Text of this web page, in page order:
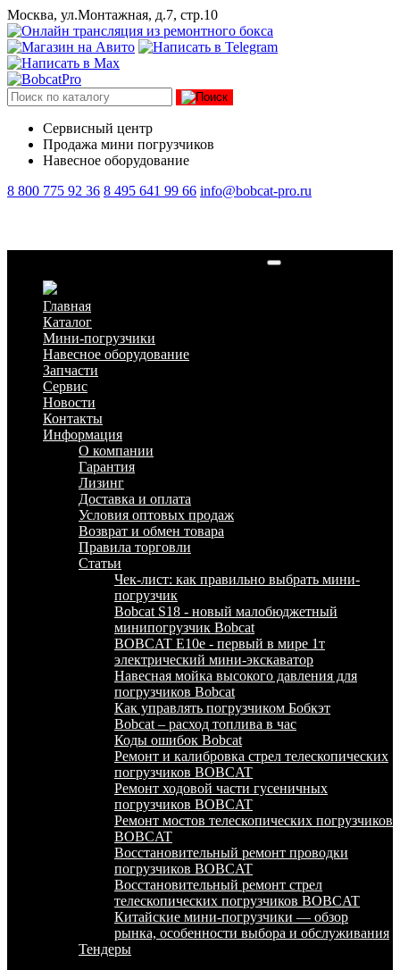
Москва, ул.Монтажная, д.7, стр.10
Сервисный центр
Продажа мини погрузчиков
Навесное оборудование
8 800 775 92 36 8 495 641 99 66 info@bobcat-pro.ru
Главная
Каталог
Мини-погрузчики
Навесное оборудование
Запчасти
Сервис
Новости
Контакты
Информация
О компании
Гарантия
Лизинг
Доставка и оплата
Условия оптовых продаж
Возврат и обмен товара
Правила торговли
Статьи
Чек-лист: как правильно выбрать мини-
погрузчик
Bobcat S18 - новый малобюджетный
минипогрузчик Bobcat
BOBCAT E10e - первый в мире 1т
электрический мини-экскаватор
Навесная мойка высокого давления для
погрузчиков Bobcat
Как управлять погрузчиком Бобкэт
Bobcat – расход топлива в час
Коды ошибок Bobcat
Ремонт и калибровка стрел телескопических
погрузчиков BOBCAT
Ремонт ходовой части гусеничных
погрузчиков BOBCAT
Ремонт мостов телескопических погрузчиков
BOBCAT
Восстановительный ремонт проводки
погрузчиков BOBCAT
Восстановительный ремонт стрел
телескопических погрузчиков BOBCAT
Китайские мини-погрузчики — обзор
рынка, особенности выбора и обслуживания
Тендеры